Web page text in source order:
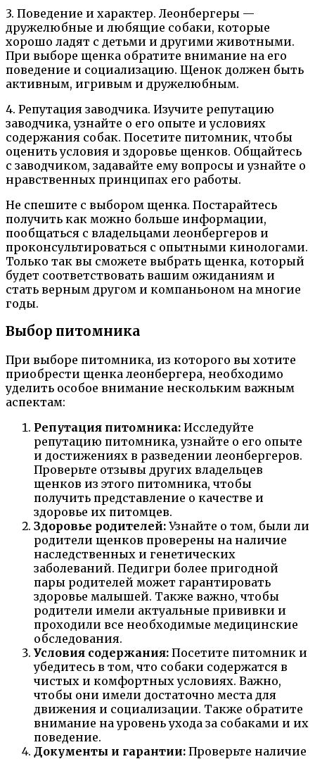
3. Поведение и характер. Леонбергеры —
дружелюбные и любящие собаки, которые
хорошо ладят с детьми и другими животными.
При выборе щенка обратите внимание на его
поведение и социализацию. Щенок должен быть
активным, игривым и дружелюбным.
4. Репутация заводчика. Изучите репутацию
заводчика, узнайте о его опыте и условиях
содержания собак. Посетите питомник, чтобы
оценить условия и здоровье щенков. Общайтесь
с заводчиком, задавайте ему вопросы и узнайте о
нравственных принципах его работы.
Не спешите с выбором щенка. Постарайтесь
получить как можно больше информации,
пообщаться с владельцами леонбергеров и
проконсультироваться с опытными кинологами.
Только так вы сможете выбрать щенка, который
будет соответствовать вашим ожиданиям и
стать верным другом и компаньоном на многие
годы.
Выбор питомника
При выборе питомника, из которого вы хотите
приобрести щенка леонбергера, необходимо
уделить особое внимание нескольким важным
аспектам:
Репутация питомника: Исследуйте
репутацию питомника, узнайте о его опыте
и достижениях в разведении леонбергеров.
Проверьте отзывы других владельцев
щенков из этого питомника, чтобы
получить представление о качестве и
здоровье их питомцев.
Здоровье родителей: Узнайте о том, были ли
родители щенков проверены на наличие
наследственных и генетических
заболеваний. Педигри более пригодной
пары родителей может гарантировать
здоровье малышей. Также важно, чтобы
родители имели актуальные прививки и
проходили все необходимые медицинские
обследования.
Условия содержания: Посетите питомник и
убедитесь в том, что собаки содержатся в
чистых и комфортных условиях. Важно,
чтобы они имели достаточно места для
движения и социализации. Также обратите
внимание на уровень ухода за собаками и их
поведение.
Документы и гарантии: Проверьте наличие